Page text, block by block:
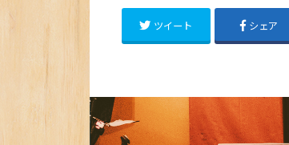
ツイート シェア